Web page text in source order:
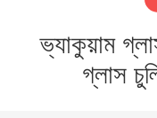
সাইটভ্যাকুয়াম
গ্লাস